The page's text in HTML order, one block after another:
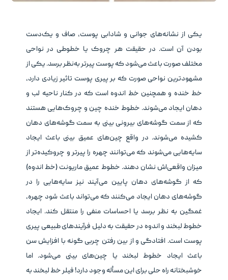
یکی از نشانه‌های جوانی و شادابی پوست، صاف و یک‌دست
بودن آن است. در حقیقت هر چروک یا خطوطی در نواحی
مختلف صورت باعث می‌شود که پوست پیرتر به‌نظر برسد. یکی از
مشهودترین نواحی صورت که بر پیری پوست تاثیر زیادی دارد،
خط خنده و همچنین خط اندوه است که در کنار ناحیه لب و
دهان ایجاد می‌شوند. خطوط خنده چین و چروک‌هایی هستند
که از سمت گوشه‌های بیرونی بینی به سمت گوشه‌های دهان
کشیده می‌شوند. در واقع چین‌های عمیق بینی باعث ایجاد
سایه‌هایی می‌شوند که می‌توانند چهره را پیرتر و چروکیده‌تر از
میزان واقعی‌اش نشان دهند. خطوط عمیق ماریونت (خط اندوه)
که از گوشه‌های دهان پایین می‌آیند نیز سایه‌هایی را در
گوشه‌های دهان ایجاد می‌کنند که می‌تواند باعث شود چهره،
غمگین به نظر برسد یا احساسات منفی را منتقل کند. ایجاد
خطوط لبخند و اندوه در حقیقت به دلیل فرآیندهای طبیعی پیری
پوست است. افتادگی و از بین رفتن چربی گونه با افزایش سن
باعث ایجاد خطوط لبخند یا چین‌های بینی می‌شود. اما
خوشبختانه راه حلی برای این مسأله وجود دارد! فیلر خط لبخند به